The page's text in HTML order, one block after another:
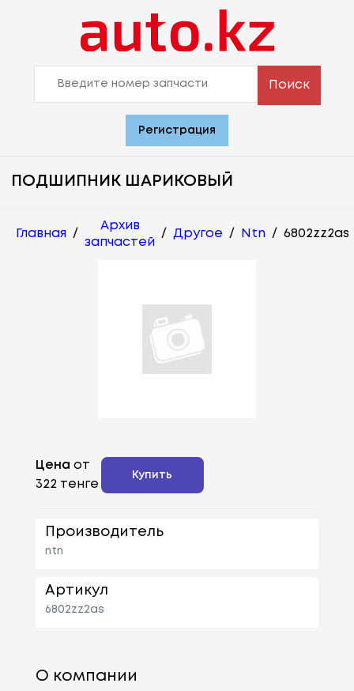
Поиск
Регистрация
ПОДШИПНИК ШАРИКОВЫЙ
Главная /
Архив
запчастей
/ Другое / Ntn / 6802zz2as
Цена от
322 тенге
Купить
Производитель
ntn
Артикул
6802zz2as
О компании